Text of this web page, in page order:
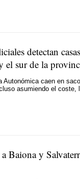
detectan
sur de la
Autonómica caen en
asumiendo el coste,
Baiona y